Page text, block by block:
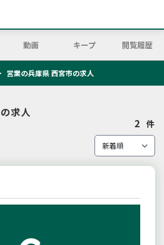
動画 キープ 閲覧履歴
営業の兵庫県 西宮市の求人
求人
2 件